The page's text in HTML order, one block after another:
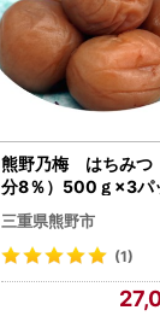
熊野乃梅 はちみつ
分8％）500ｇ×3パ
snby0007】
三重県熊野市
(1)